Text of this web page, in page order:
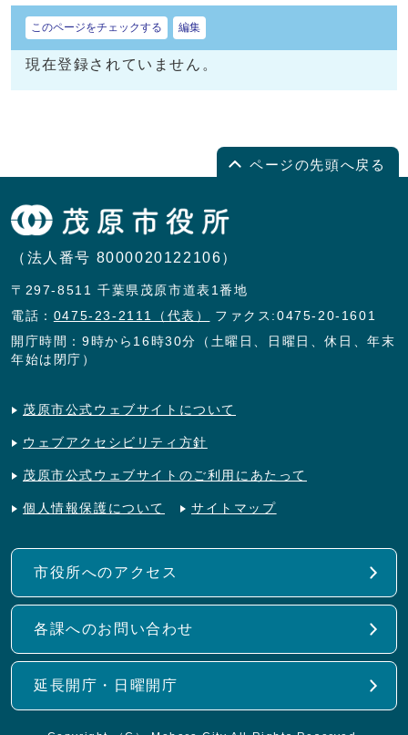
このページをチェックする 編集
現在登録されていません。
ページの先頭へ戻る
（法人番号 8000020122106）
〒297-8511 千葉県茂原市道表1番地
電話： 0475-23-2111（代表）
ファクス:0475-20-1601
開庁時間：9時から16時30分（土曜日、日曜日、休日、年末
年始は閉庁）
茂原市公式ウェブサイトについて
ウェブアクセシビリティ方針
茂原市公式ウェブサイトのご利用にあたって
個人情報保護について サイトマップ
市役所へのアクセス
各課へのお問い合わせ
延長開庁・日曜開庁